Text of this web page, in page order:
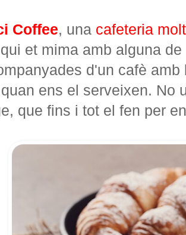
Coffee, una cafeteria
et mima amb alguna
d'un cafè
ens el serveixen. No
que fins i tot el fen per